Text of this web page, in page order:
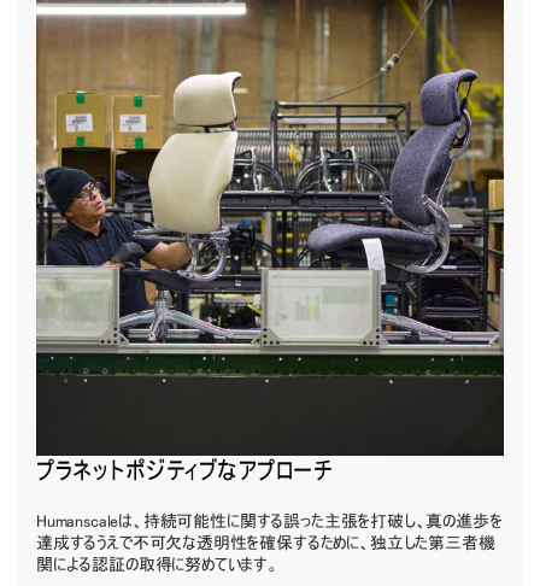
SIGN IN WITH SSO
パスワードを忘れた
Select
Region
リファレンスコード
入力
プラネットポジティブなアプローチ
Humanscaleは、持続可能性に関する誤った主張を打破し、真の進歩を
達成するうえで不可欠な透明性を確保するために、独立した第三者機
関による認証の取得に努めています。